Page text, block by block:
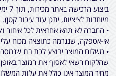
מיוחדות לציציות, יתכן עוד עיכוב קטן).
• החברה לא תהא אחראית לכל איחור
אי-אספקה, שנגרמה כתוצאה מכוח
• משלוח המוצר יבוצע לכתובת
שהלקוח רשאי לאסוף את המוצר
מחיר המוצר אינו כולל את עלות